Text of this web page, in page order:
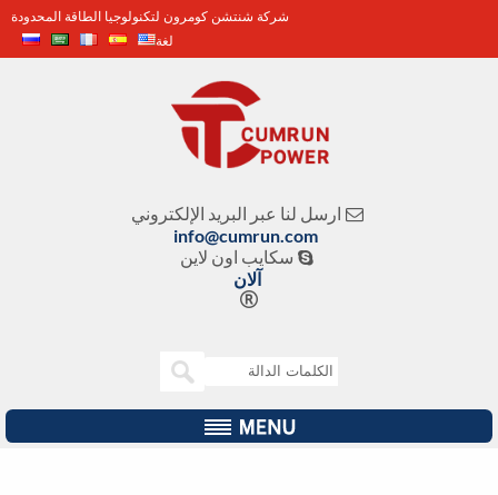
شركة شنتشن كومرون لتكنولوجيا الطاقة المحدودة
لغة
ارسل لنا عبر البريد الإلكتروني
info@cumrun.com
سكايب اون لاين
آلان
